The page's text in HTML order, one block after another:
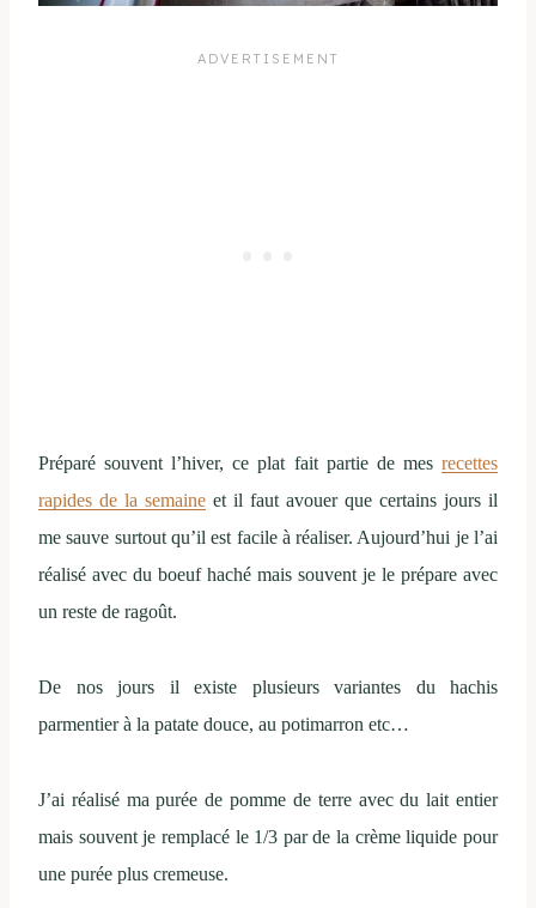
Préparé souvent l’hiver, ce plat fait partie de mes recettes
rapides de la semaine et il faut avouer que certains jours il
me sauve surtout qu’il est facile à réaliser. Aujourd’hui je l’ai
réalisé avec du boeuf haché mais souvent je le prépare avec
un reste de ragoût.
De nos jours il existe plusieurs variantes du hachis
parmentier à la patate douce, au potimarron etc…
J’ai réalisé ma purée de pomme de terre avec du lait entier
mais souvent je remplacé le 1/3 par de la crème liquide pour
une purée plus cremeuse.